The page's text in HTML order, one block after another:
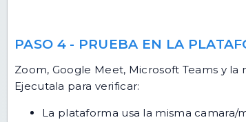
PASO 4 - PRUEBA EN LA
Zoom, Google Meet, Microsoft Teams y
Ejecutala para verificar:
La plataforma usa la misma